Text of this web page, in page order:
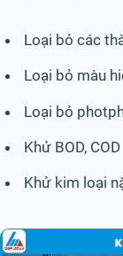
Loại bỏ các
Loại bỏ màu
Loại bỏ
Khử BOD, COD
Khử kim loại